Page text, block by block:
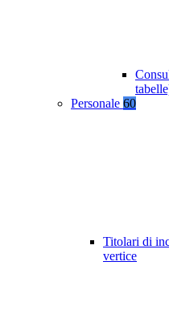
Personale 60
Titolari di
vertice